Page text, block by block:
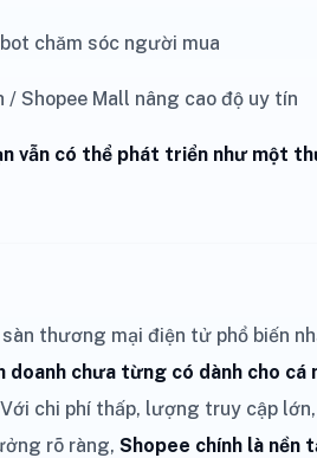
chăm sóc người mua
/ Shopee Mall nâng cao độ uy tín
vẫn có thể phát triển như một
thương mại điện tử phổ biến
doanh chưa từng có dành cho cá
chi phí thấp, lượng truy cập
rõ ràng, Shopee chính là nền